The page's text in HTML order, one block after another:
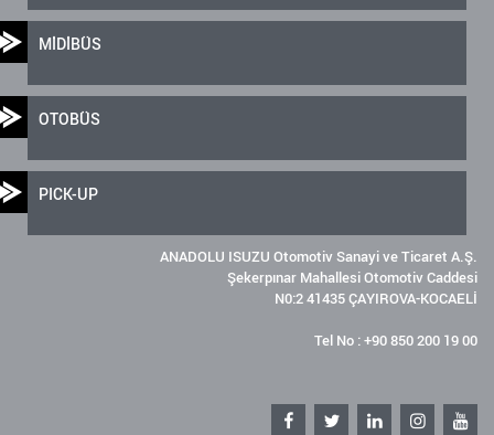
MİDİBÜS
OTOBÜS
PICK-UP
ANADOLU ISUZU Otomotiv Sanayi ve Ticaret A.Ş.
Şekerpınar Mahallesi Otomotiv Caddesi
N0:2 41435 ÇAYIROVA-KOCAELİ
Tel No : +90 850 200 19 00